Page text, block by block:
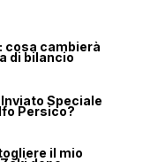
cosa cambierà
di bilancio
Speciale
Persico?
il mio